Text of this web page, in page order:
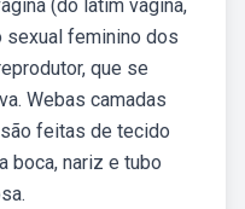
(do latim vagina,
sexual feminino dos
que se
Webas camadas
feitas de tecido
boca, nariz e tubo